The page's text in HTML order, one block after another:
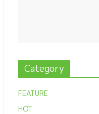
Category
FEATURE
HOT